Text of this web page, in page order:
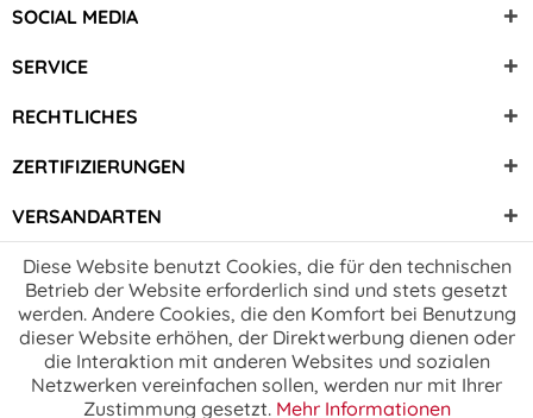
SOCIAL MEDIA
SERVICE
RECHTLICHES
ZERTIFIZIERUNGEN
VERSANDARTEN
Diese Website benutzt Cookies, die für den technischen
Betrieb der Website erforderlich sind und stets gesetzt
werden. Andere Cookies, die den Komfort bei Benutzung
dieser Website erhöhen, der Direktwerbung dienen oder
die Interaktion mit anderen Websites und sozialen
Netzwerken vereinfachen sollen, werden nur mit Ihrer
Zustimmung gesetzt. Mehr Informationen